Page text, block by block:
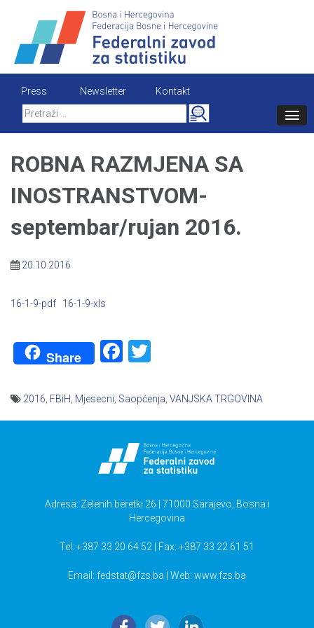
content
Press Newsletter
Kontakt
Search
for:
ROBNA RAZMJENA SA
INOSTRANSTVOM-
septembar/rujan 2016.
20.10.2016
16-1-9-pdf 16-1-9-xls
Share Facebook
2016 FBiH Mjesecni Saopćenja VANJSKA TRGOVINA
Adresa: Zelenih beretki 26 | 71000 Sarajevo, Bosna i
Hercegovina
Tel: +387 33 20 64 52 | Fax: +387 33 22 61 51
Email: fedstat@fzs.ba | Web: www.fzs.ba